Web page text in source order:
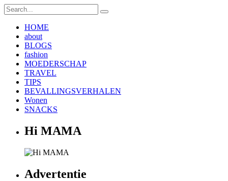
HOME
about
BLOGS
fashion
MOEDERSCHAP
TRAVEL
TIPS
BEVALLINGSVERHALEN
Wonen
SNACKS
Hi MAMA
Advertentie